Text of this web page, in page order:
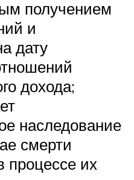
получением
и
дату
дохода;
наследование
смерти
процессе их